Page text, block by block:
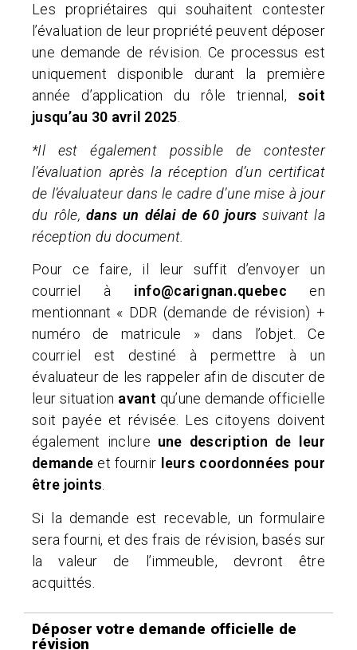
Les propriétaires qui souhaitent contester
l’évaluation de leur propriété peuvent déposer
une demande de révision. Ce processus est
uniquement disponible durant la première
année d’application du rôle triennal, soit
jusqu’au 30 avril 2025.
*Il est également possible de contester
l’évaluation après la réception d’un certificat
de l’évaluateur dans le cadre d’une mise à jour
du rôle, dans un délai de 60 jours suivant la
réception du document.
Pour ce faire, il leur suffit d’envoyer un
courriel à info@carignan.quebec en
mentionnant « DDR (demande de révision) +
numéro de matricule » dans l’objet. Ce
courriel est destiné à permettre à un
évaluateur de les rappeler afin de discuter de
leur situation avant qu’une demande officielle
soit payée et révisée. Les citoyens doivent
également inclure une description de leur
demande et fournir leurs coordonnées pour
être joints.
Si la demande est recevable, un formulaire
sera fourni, et des frais de révision, basés sur
la valeur de l’immeuble, devront être
acquittés.
Déposer votre demande officielle de
révision